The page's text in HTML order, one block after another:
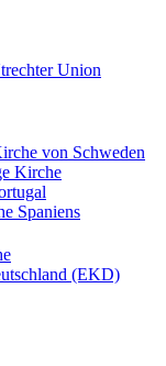
Union
von Schweden
Kirche
Spaniens
(EKD)